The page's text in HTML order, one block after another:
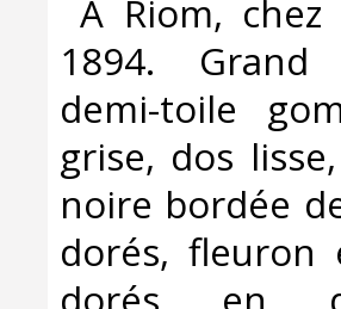
A Riom,
1894.
demi-toile
grise, dos
noire bordée
dorés,